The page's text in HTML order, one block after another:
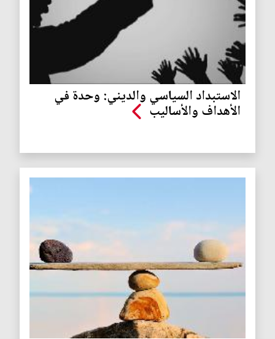
الاستبداد السياسي والديني: وحدة في
الأهداف والأساليب